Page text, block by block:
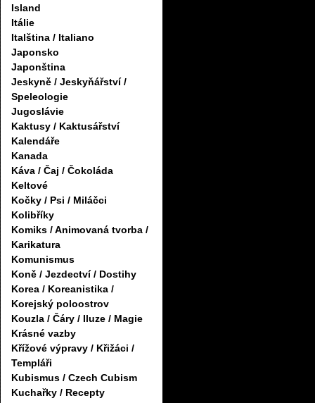
Island
Itálie
Italština / Italiano
Japonsko
Japonština
Jeskyně / Jeskyňářství /
Speleologie
Jugoslávie
Kaktusy / Kaktusářství
Kalendáře
Kanada
Káva / Čaj / Čokoláda
Keltové
Kočky / Psi / Miláčci
Kolibříky
Komiks / Animovaná tvorba /
Karikatura
Komunismus
Koně / Jezdectví / Dostihy
Korea / Koreanistika /
Korejský poloostrov
Kouzla / Čáry / Iluze / Magie
Krásné vazby
Křížové výpravy / Křižáci /
Templáři
Kubismus / Czech Cubism
Kuchařky / Recepty